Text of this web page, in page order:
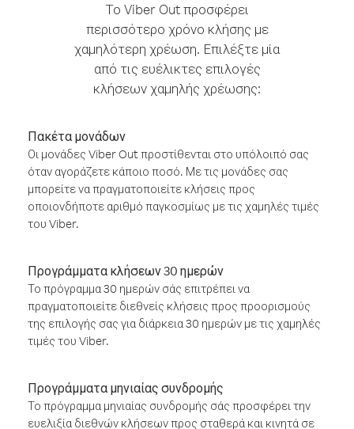
Το Viber Out προσφέρει
περισσότερο χρόνο κλήσης με
χαμηλότερη χρέωση. Επιλέξτε μία
από τις ευέλικτες επιλογές
κλήσεων χαμηλής χρέωσης:
Πακέτα μονάδων
Οι μονάδες Viber Out προστίθενται στο υπόλοιπό σας
όταν αγοράζετε κάποιο ποσό. Με τις μονάδες σας
μπορείτε να πραγματοποιείτε κλήσεις προς
οποιονδήποτε αριθμό παγκοσμίως με τις χαμηλές τιμές
του Viber.
Προγράμματα κλήσεων 30 ημερών
Το πρόγραμμα 30 ημερών σάς επιτρέπει να
πραγματοποιείτε διεθνείς κλήσεις προς προορισμούς
της επιλογής σας για διάρκεια 30 ημερών με τις χαμηλές
τιμές του Viber.
Προγράμματα μηνιαίας συνδρομής
Το πρόγραμμα μηνιαίας συνδρομής σάς προσφέρει την
ευελιξία διεθνών κλήσεων προς σταθερά και κινητά σε